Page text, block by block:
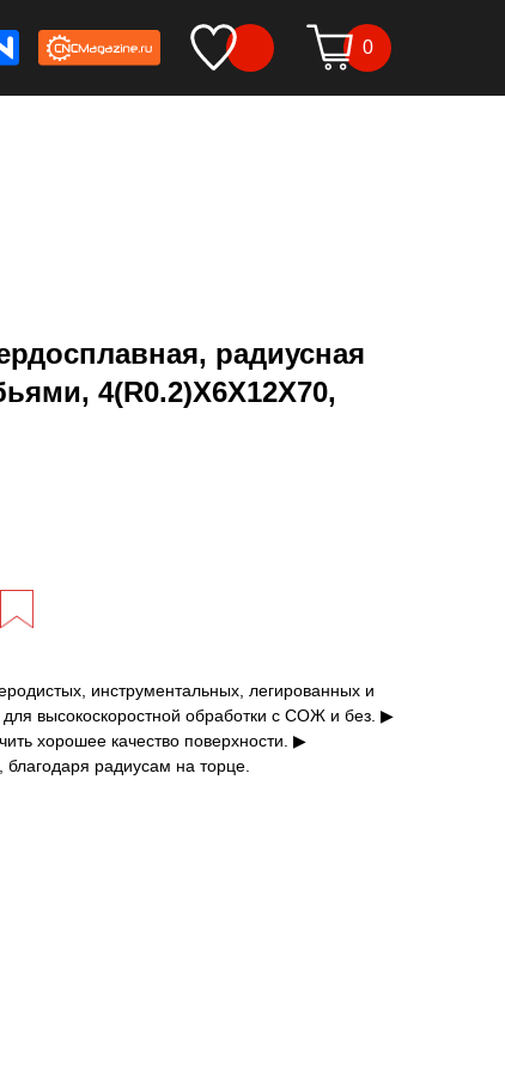
0
радиусная
4(R0.2)X6X12X70,
инструментальных, легированных и
высокоскоростной обработки с СОЖ и без. ▶
хорошее качество поверхности. ▶
благодаря радиусам на торце.